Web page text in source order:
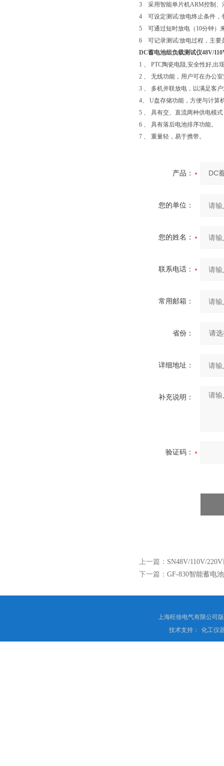
3 采用智能单片机ARM控制、
4 可设定测试/放电终止条件，
5 可通过短时放电（10分钟）
6 可记录测试/放电过程，主要
DC蓄电池组负载测试仪48V/
1 、 PTC陶瓷电阻,安全性好,出
2 、 无线功能，用户可在办公
3 、 多机并联放电，以满足客
4、 U盘存储功能，方便与计算
5 、 具有交、直流两种供电模
6 、 具有落后电池排序功能。
7 、 重量轻，易于携带。
产品：
您的单位：
您的姓名：
联系电话：
常用邮箱：
省份：
详细地址：
补充说明：
验证码：
上一篇： SN48V/110V/
下一篇： GF-830智能蓄电
上海旺徐电气有限公司
技术支持：
化工仪